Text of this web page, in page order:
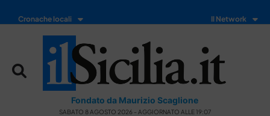
Cronache locali Il Network
Fondato da Maurizio Scaglione
SABATO 8 AGOSTO 2026 - AGGIORNATO ALLE 19:07